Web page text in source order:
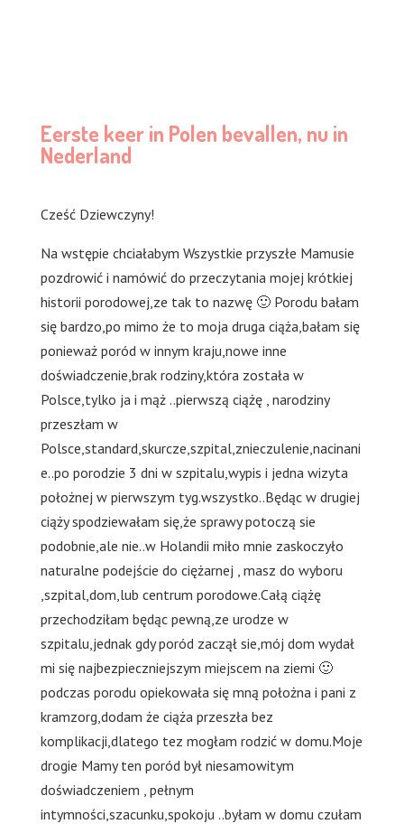
Eerste keer in Polen bevallen, nu in
Nederland
Cześć Dziewczyny!
Na wstępie chciałabym Wszystkie przyszłe Mamusie
pozdrowić i namówić do przeczytania mojej krótkiej
historii porodowej,ze tak to nazwę 🙂 Porodu bałam
się bardzo,po mimo że to moja druga ciąża,bałam się
ponieważ poród w innym kraju,nowe inne
doświadczenie,brak rodziny,która została w
Polsce,tylko ja i mąż ..pierwszą ciążę , narodziny
przeszłam w
Polsce,standard,skurcze,szpital,znieczulenie,nacinani
e..po porodzie 3 dni w szpitalu,wypis i jedna wizyta
położnej w pierwszym tyg.wszystko..Będąc w drugiej
ciąży spodziewałam się,że sprawy potoczą sie
podobnie,ale nie..w Holandii miło mnie zaskoczyło
naturalne podejście do ciężarnej , masz do wyboru
,szpital,dom,lub centrum porodowe.Całą ciążę
przechodziłam będąc pewną,ze urodze w
szpitalu,jednak gdy poród zaczął sie,mój dom wydał
mi się najbezpieczniejszym miejscem na ziemi 🙂
podczas porodu opiekowała się mną położna i pani z
kramzorg,dodam że ciąża przeszła bez
komplikacji,dlatego tez mogłam rodzić w domu.Moje
drogie Mamy ten poród był niesamowitym
doświadczeniem , pełnym
intymności,szacunku,spokoju ..byłam w domu czułam